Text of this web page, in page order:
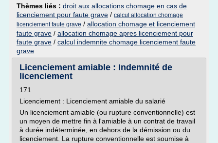
Thèmes liés : droit aux allocations chomage en cas de
licenciement pour faute grave / calcul allocation chomage
licenciement faute grave / allocation chomage et licenciement
faute grave / allocation chomage apres licenciement pour
faute grave / calcul indemnite chomage licenciement faute
grave
Licenciement amiable : Indemnité de
licenciement
171
Licenciement : Licenciement amiable du salarié
Un licenciement amiable (ou rupture conventionnelle) est
un moyen de mettre fin à l'amiable à un contrat de travail
à durée indéterminée, en dehors de la démission ou du
licenciement. La rupture conventionnelle est soumise à